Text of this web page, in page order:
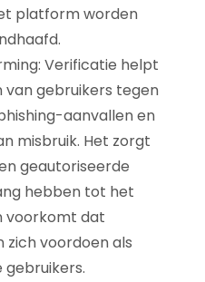
platform worden
Verificatie helpt
gebruikers tegen
aanvallen en
misbruik. Het zorgt
geautoriseerde
hebben tot het
voorkomt dat
zich voordoen als
gebruikers.